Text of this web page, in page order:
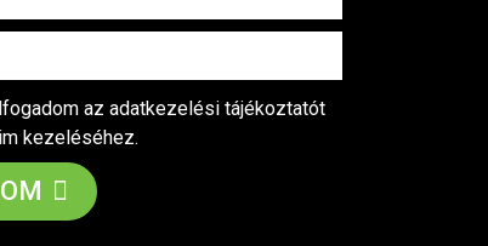
az adatkezelési tájékoztatót
kezeléséhez.